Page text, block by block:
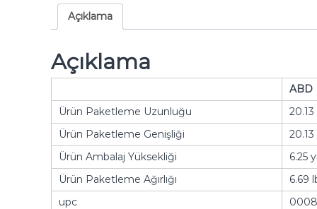
Açıklama
Açıklama
ABD
Ürün Paketleme Uzunluğu
20.13
Ürün Paketleme Genişliği
20.13
Ürün Ambalaj Yüksekliği
6.25
Ürün Paketleme Ağırlığı
6.69
upc